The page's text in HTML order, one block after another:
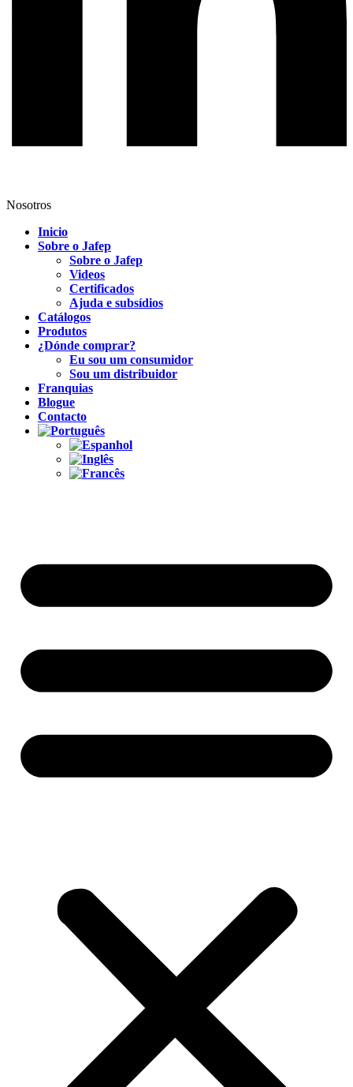
Nosotros
Inicio
Sobre o Jafep
Sobre o Jafep
Videos
Certificados
Ajuda e subsídios
Catálogos
Produtos
¿Dónde comprar?
Eu sou um consumidor
Sou um distribuidor
Franquias
Blogue
Contacto